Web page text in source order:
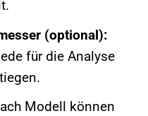
(optional):
für die Analyse
Modell können